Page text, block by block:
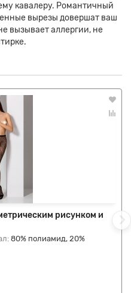
кавалеру. Романтичный
вырезы довершат ваш
вызывает аллергии, не
рисунком и
80% полиамид, 20%